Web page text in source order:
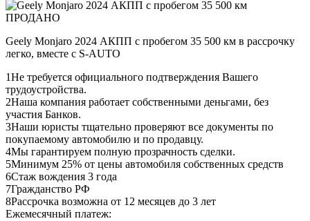
ПРОДАНО
Geely Monjaro 2024 АКПП с пробегом 35 500 км в рассрочку
легко, вместе с S-AUTO
1Не требуется официального подтверждения Вашего
трудоустройства.
2Наша компания работает собственными деньгами, без
участия Банков.
3Наши юристы тщательно проверяют все документы по
покупаемому автомобилю и по продавцу.
4Мы гарантируем полную прозрачность сделки.
5Минимум 25% от цены автомобиля собственных средств
6Стаж вождения 3 года
7Гражданство РФ
8Рассрочка возможна от 12 месяцев до 3 лет
Ежемесячный платеж: